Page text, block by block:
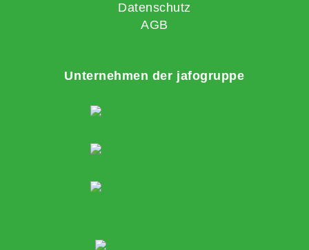
Datenschutz
AGB
Unternehmen der jafogruppe